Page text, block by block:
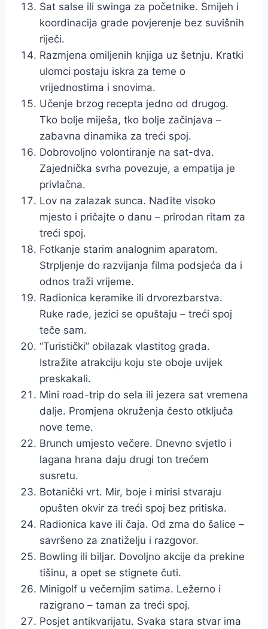
Sat salse ili swinga za početnike. Smijeh i
koordinacija grade povjerenje bez suvišnih
riječi.
Razmjena omiljenih knjiga uz šetnju. Kratki
ulomci postaju iskra za teme o
vrijednostima i snovima.
Učenje brzog recepta jedno od drugog.
Tko bolje miješa, tko bolje začinjava –
zabavna dinamika za treći spoj.
Dobrovoljno volontiranje na sat-dva.
Zajednička svrha povezuje, a empatija je
privlačna.
Lov na zalazak sunca. Nađite visoko
mjesto i pričajte o danu – prirodan ritam za
treći spoj.
Fotkanje starim analognim aparatom.
Strpljenje do razvijanja filma podsjeća da i
odnos traži vrijeme.
Radionica keramike ili drvorezbarstva.
Ruke rade, jezici se opuštaju – treći spoj
teče sam.
“Turistički” obilazak vlastitog grada.
Istražite atrakciju koju ste oboje uvijek
preskakali.
Mini road-trip do sela ili jezera sat vremena
dalje. Promjena okruženja često otključa
nove teme.
Brunch umjesto večere. Dnevno svjetlo i
lagana hrana daju drugi ton trećem
susretu.
Botanički vrt. Mir, boje i mirisi stvaraju
opušten okvir za treći spoj bez pritiska.
Radionica kave ili čaja. Od zrna do šalice –
savršeno za znatiželju i razgovor.
Bowling ili biljar. Dovoljno akcije da prekine
tišinu, a opet se stignete čuti.
Minigolf u večernjim satima. Ležerno i
razigrano – taman za treći spoj.
Posjet antikvarijatu. Svaka stara stvar ima